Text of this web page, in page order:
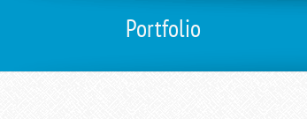
Portfolio